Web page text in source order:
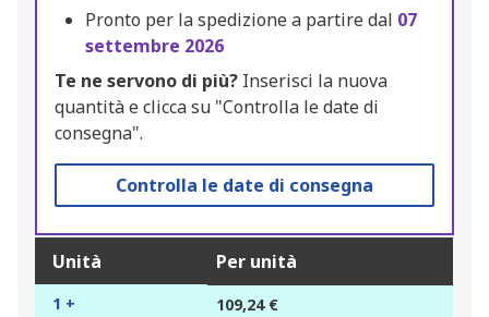
Pronto per la spedizione a partire dal 07
settembre 2026
Te ne servono di più? Inserisci la nuova
quantità e clicca su "Controlla le date di
consegna".
Controlla le date di consegna
Unità Per unità
1 + 109,24 €